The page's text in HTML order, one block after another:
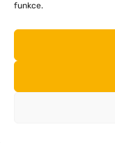
funkce.
Úvod | O nás |
Všechna